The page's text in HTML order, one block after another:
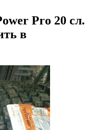
Pro 20 сл.
в